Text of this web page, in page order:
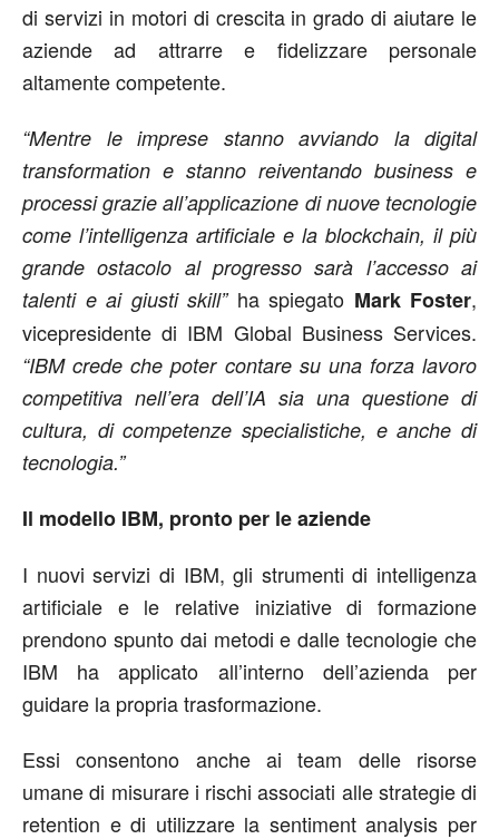
di servizi in motori di crescita in grado di aiutare le
aziende ad attrarre e fidelizzare personale
altamente competente.
“Mentre le imprese stanno avviando la digital
transformation e stanno reiventando business e
processi grazie all’applicazione di nuove tecnologie
come l’intelligenza artificiale e la blockchain, il più
grande ostacolo al progresso sarà l’accesso ai
talenti e ai giusti skill”ha spiegato Mark Foster,
vicepresidente di IBM Global Business Services.
“IBM crede che poter contare su una forza lavoro
competitiva nell’era dell’IA sia una questione di
cultura, di competenze specialistiche, e anche di
tecnologia.”
Il modello IBM, pronto per le aziende
I nuovi servizi di IBM, gli strumenti di intelligenza
artificiale e le relative iniziative di formazione
prendono spunto dai metodi e dalle tecnologie che
IBM ha applicato all’interno dell’azienda per
guidare la propria trasformazione.
Essi consentono anche ai team delle risorse
umane di misurare i rischi associati alle strategie di
retention e di utilizzare la sentiment analysis per